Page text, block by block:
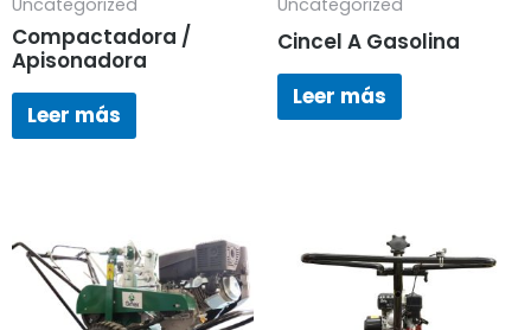
Uncategorized
Compactadora /
Apisonadora
Leer más
Uncategorized
Cincel A Gasolina
Leer más